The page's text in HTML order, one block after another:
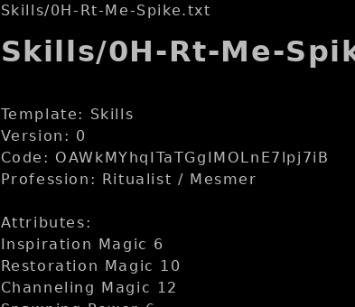
Skills/0H-Rt-Me-Spike.txt
Skills/0H-Rt-Me-
Template: Skills
Version: 0
Code: OAWkMYhqITaTGgIMOLnE7lpj7iB
Profession: Ritualist / Mesmer
Attributes:
Inspiration Magic 6
Restoration Magic 10
Channeling Magic 12